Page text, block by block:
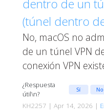
dentro de un
(túnel dentro
No, macOS no
de un túnel VPN
conexión VPN
¿Respuesta
útil\n?
Sí No
KH2257 | Apr 14, 2026 |